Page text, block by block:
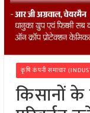
कृषि कंपनी समाचार
किसानों के